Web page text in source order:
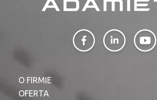
O FIRMIE
OFERTA